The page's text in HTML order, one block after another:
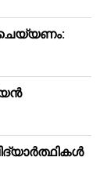
ചെയ്യണം: